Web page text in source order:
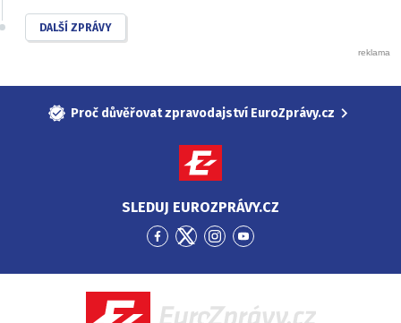
DALŠÍ ZPRÁVY
Proč důvěřovat zpravodajství EuroZprávy.cz
SLEDUJ EUROZPRÁVY.CZ
Přejít
Facebook
Přejít
Twitter
Přejít
Instagram
Přejít
YouTube
EuroZprávy.cz